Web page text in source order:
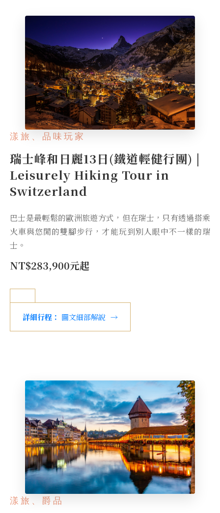
漾旅、品味玩家
瑞士峰和日麗13日(鐵道輕健行團) |
Leisurely Hiking Tour in
Switzerland
巴士是最輕鬆的歐洲旅遊方式，但在瑞士，只有透過搭乘
火車與悠閒的雙腳步行，才能玩到別人眼中不一樣的瑞
士。
NT$283,900元起
詳細行程： 圖文細部解說 →
漾旅、爵品